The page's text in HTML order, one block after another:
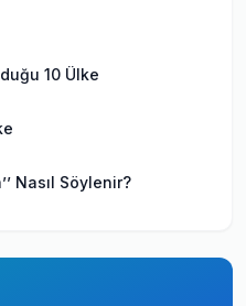
10 Ülke
Nasıl Söylenir?